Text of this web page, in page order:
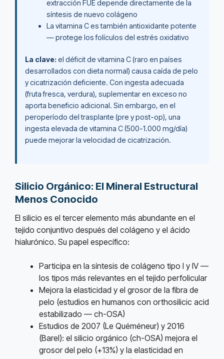
extracción FUE depende directamente de la
síntesis de nuevo colágeno
La vitamina C es también antioxidante potente
— protege los folículos del estrés oxidativo
La clave: el déficit de vitamina C (raro en países
desarrollados con dieta normal) causa caída de pelo
y cicatrización deficiente. Con ingesta adecuada
(fruta fresca, verdura), suplementar en exceso no
aporta beneficio adicional. Sin embargo, en el
peroperíodo del trasplante (pre y post-op), una
ingesta elevada de vitamina C (500-1.000 mg/día)
puede mejorar la velocidad de cicatrización.
Silicio Orgánico: El Mineral Estructural
Menos Conocido
El silicio es el tercer elemento más abundante en el
tejido conjuntivo después del colágeno y el ácido
hialurónico. Su papel específico:
Participa en la síntesis de colágeno tipo I y IV —
los tipos más relevantes en el tejido perfolicular
Mejora la elasticidad y el grosor de la fibra de
pelo (estudios en humanos con orthosilicic acid
estabilizado — ch-OSA)
Estudios de 2007 (Le Quéméneur) y 2016
(Barel): el silicio orgánico (ch-OSA) mejora el
grosor del pelo (+13%) y la elasticidad en